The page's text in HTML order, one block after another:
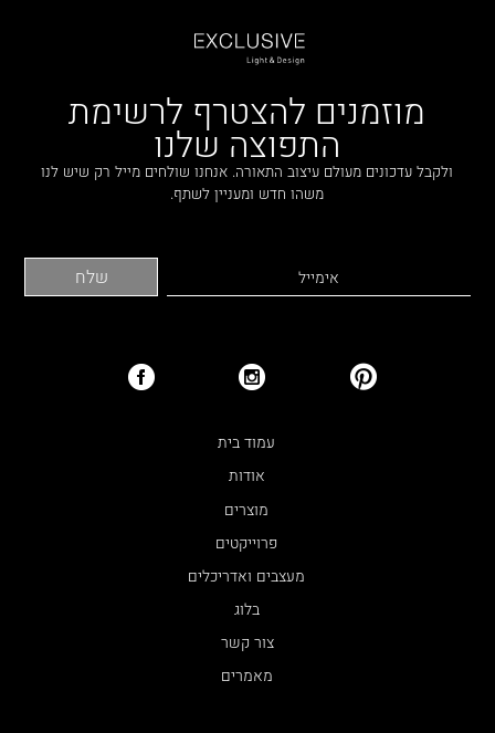
מוזמנים להצטרף לרשימת
התפוצה שלנו
ולקבל עדכונים מעולם עיצוב התאורה. אנחנו שולחים מייל רק שיש לנו
משהו חדש ומעניין לשתף.
עמוד בית
אודות
מוצרים
פרוייקטים
מעצבים ואדריכלים
בלוג
צור קשר
מאמרים